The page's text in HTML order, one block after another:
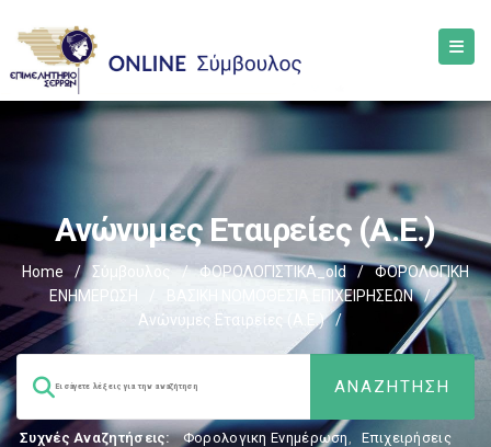
Ανώνυμες Εταιρείες (Α.Ε.)
Home / Σύμβουλος / ΦΟΡΟΛΟΓΙΣΤΙΚΑ_old /
ΦΟΡΟΛΟΓΙΚΗ
ΕΝΗΜΕΡΩΣΗ
ΒΑΣΙΚΗ ΝΟΜΟΘΕΣΙΑ ΕΠΙΧΕΙΡΗΣΕΩΝ
/
Ανώνυμες Εταιρείες (Α.Ε.)
/
Συχνές Αναζητήσεις: Φορολογικη Ενημέρωση, Επιχειρήσεις